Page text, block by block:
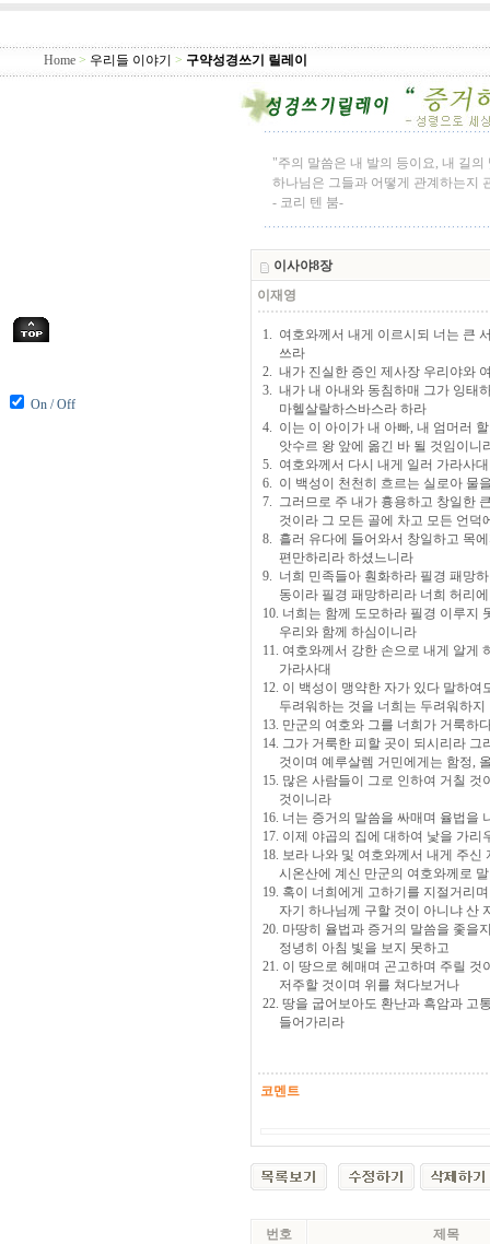
On / Off
Home > 우리들 이야기 > 구약성경쓰기 릴레이
"주의 말씀은 내 발의 등이요, 내 길
하나님은 그들과 어떻게 관계하는지
- 코리 텐 붐-
이사야8장
이재영
1. 여호와께서 내게 이르시되 너는 큰
쓰라
2. 내가 진실한 증인 제사장 우리야와
3. 내가 내 아내와 동침하매 그가 잉태
마헬살랄하스바스라 하라
4. 이는 이 아이가 내 아빠, 내 엄머러
앗수르 왕 앞에 옮긴 바 될 것임이니
5. 여호와께서 다시 내게 일러 가라사대
6. 이 백성이 천천히 흐르는 실로아 물
7. 그러므로 주 내가 흉용하고 창일한
것이라 그 모든 골에 차고 모든 언덕
8. 흘러 유다에 들어와서 창일하고 목
편만하리라 하셨느니라
9. 너희 민족들아 훤화하라 필경 패망
동이라 필경 패망하리라 너희 허리
10. 너희는 함께 도모하라 필경 이루지
우리와 함께 하심이니라
11. 여호와께서 강한 손으로 내게 알게
가라사대
12. 이 백성이 맹약한 자가 있다 말하
두려워하는 것을 너희는 두려워하지
13. 만군의 여호와 그를 너희가 거룩하
14. 그가 거룩한 피할 곳이 되시리라
것이며 예루살렘 거민에게는 함정,
15. 많은 사람들이 그로 인하여 거칠
것이니라
16. 너는 증거의 말씀을 싸매며 율법을
17. 이제 야곱의 집에 대하여 낯을 가
18. 보라 나와 및 여호와께서 내게 주
시온산에 계신 만군의 여호와께로
19. 혹이 너희에게 고하기를 지절거리
자기 하나님께 구할 것이 아니냐 산
20. 마땅히 율법과 증거의 말씀을 좇을
정녕히 아침 빛을 보지 못하고
21. 이 땅으로 헤매며 곤고하며 주릴
저주할 것이며 위를 쳐다보거나
22. 땅을 굽어보아도 환난과 흑암과 고
들어가리라
코멘트
번호 제목